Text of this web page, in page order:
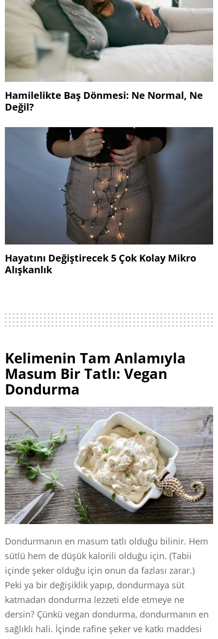
Hamilelikte Baş Dönmesi: Ne Normal, Ne
Değil?
Hayatını Değiştirecek 5 Çok Kolay Mikro
Alışkanlık
Kelimenin Tam Anlamıyla
Masum Bir Tatlı: Vegan
Dondurma
Dondurmanın en masum tatlı olduğu bilinir. Hem
sütlü hem de düşük kalorili olduğu için. (Tabii
içinde şeker olduğu için onun da fazlası zarar.)
Peki ya bir değişiklik yapıp, dondurmaya süt
katmadan dondurma lezzeti elde etmeye ne
dersin? Çünkü vegan dondurma, dondurmanın en
sağlıklı hali. İçinde rafine şeker ve katkı maddesi